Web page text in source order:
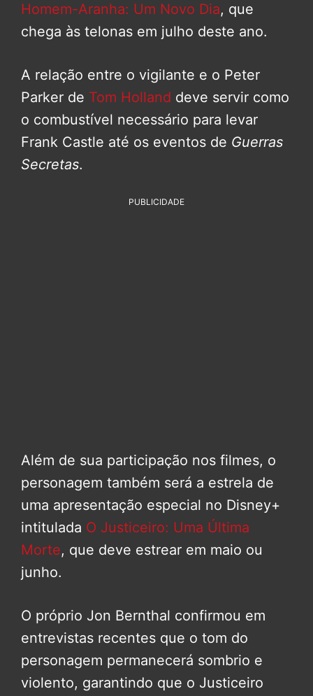
Homem-Aranha: Um Novo Dia, que
chega às telonas em julho deste ano.
A relação entre o vigilante e o Peter
Parker de Tom Holland deve servir como
o combustível necessário para levar
Frank Castle até os eventos de Guerras
Secretas.
PUBLICIDADE
Além de sua participação nos filmes, o
personagem também será a estrela de
uma apresentação especial no Disney+
intitulada O Justiceiro: Uma Última
Morte, que deve estrear em maio ou
junho.
O próprio Jon Bernthal confirmou em
entrevistas recentes que o tom do
personagem permanecerá sombrio e
violento, garantindo que o Justiceiro